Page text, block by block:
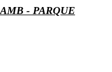
- PARQUE